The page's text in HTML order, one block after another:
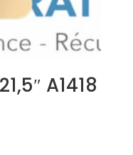
A1418